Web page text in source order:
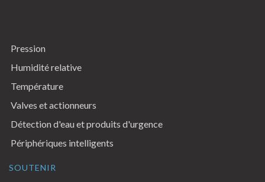
Pression
Humidité relative
Température
Valves et actionneurs
Détection d'eau et produits d'urgence
Périphériques intelligents
SOUTENIR